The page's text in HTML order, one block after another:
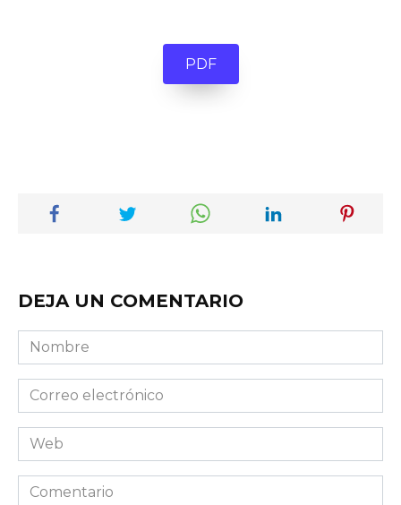
PDF
DEJA UN COMENTARIO
Nombre
Correo
electrónico
Web
Comentario